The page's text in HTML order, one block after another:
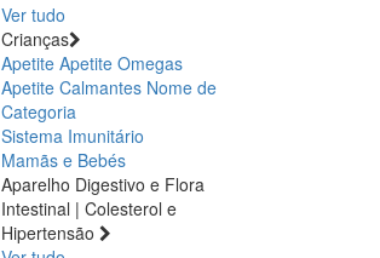
Ver tudo
Crianças
Apetite Apetite Omegas
Apetite Calmantes Nome de
Categoria
Sistema Imunitário
Mamãs e Bebés
Aparelho Digestivo e Flora
Intestinal | Colesterol e
Hipertensão